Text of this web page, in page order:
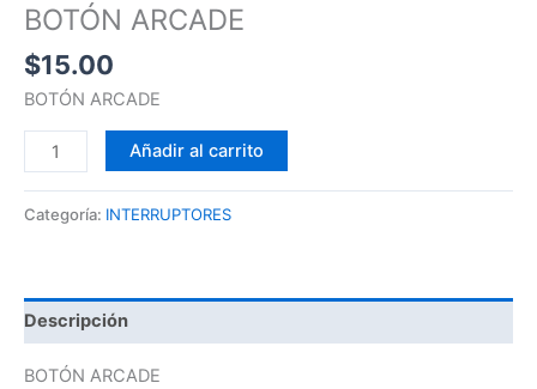
BOTÓN ARCADE
$15.00
BOTÓN ARCADE
Añadir al carrito
Categoría: INTERRUPTORES
Descripción
BOTÓN ARCADE